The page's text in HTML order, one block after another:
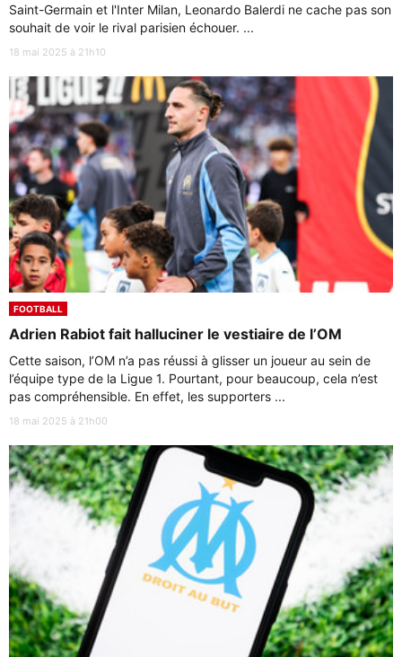
Saint-Germain et l'Inter Milan, Leonardo Balerdi ne cache pas son
souhait de voir le rival parisien échouer. ...
18 mai 2025 à 21h10
FOOTBALL
Adrien Rabiot fait halluciner le vestiaire de l’OM
Cette saison, l’OM n’a pas réussi à glisser un joueur au sein de
l’équipe type de la Ligue 1. Pourtant, pour beaucoup, cela n’est
pas compréhensible. En effet, les supporters ...
18 mai 2025 à 21h00